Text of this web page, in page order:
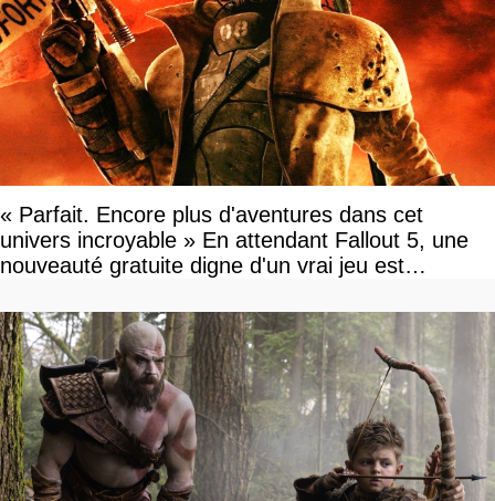
« Parfait. Encore plus d'aventures dans cet
univers incroyable » En attendant Fallout 5, une
nouveauté gratuite digne d'un vrai jeu est